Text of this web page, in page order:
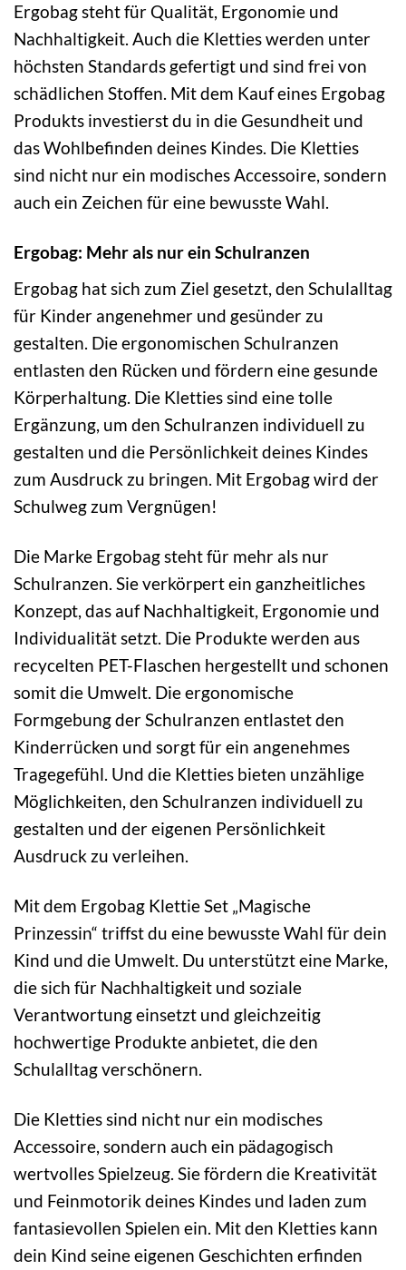
Ergobag steht für Qualität, Ergonomie und
Nachhaltigkeit. Auch die Kletties werden unter
höchsten Standards gefertigt und sind frei von
schädlichen Stoffen. Mit dem Kauf eines Ergobag
Produkts investierst du in die Gesundheit und
das Wohlbefinden deines Kindes. Die Kletties
sind nicht nur ein modisches Accessoire, sondern
auch ein Zeichen für eine bewusste Wahl.
Ergobag: Mehr als nur ein Schulranzen
Ergobag hat sich zum Ziel gesetzt, den Schulalltag
für Kinder angenehmer und gesünder zu
gestalten. Die ergonomischen Schulranzen
entlasten den Rücken und fördern eine gesunde
Körperhaltung. Die Kletties sind eine tolle
Ergänzung, um den Schulranzen individuell zu
gestalten und die Persönlichkeit deines Kindes
zum Ausdruck zu bringen. Mit Ergobag wird der
Schulweg zum Vergnügen!
Die Marke Ergobag steht für mehr als nur
Schulranzen. Sie verkörpert ein ganzheitliches
Konzept, das auf Nachhaltigkeit, Ergonomie und
Individualität setzt. Die Produkte werden aus
recycelten PET-Flaschen hergestellt und schonen
somit die Umwelt. Die ergonomische
Formgebung der Schulranzen entlastet den
Kinderrücken und sorgt für ein angenehmes
Tragegefühl. Und die Kletties bieten unzählige
Möglichkeiten, den Schulranzen individuell zu
gestalten und der eigenen Persönlichkeit
Ausdruck zu verleihen.
Mit dem Ergobag Klettie Set „Magische
Prinzessin“ triffst du eine bewusste Wahl für dein
Kind und die Umwelt. Du unterstützt eine Marke,
die sich für Nachhaltigkeit und soziale
Verantwortung einsetzt und gleichzeitig
hochwertige Produkte anbietet, die den
Schulalltag verschönern.
Die Kletties sind nicht nur ein modisches
Accessoire, sondern auch ein pädagogisch
wertvolles Spielzeug. Sie fördern die Kreativität
und Feinmotorik deines Kindes und laden zum
fantasievollen Spielen ein. Mit den Kletties kann
dein Kind seine eigenen Geschichten erfinden